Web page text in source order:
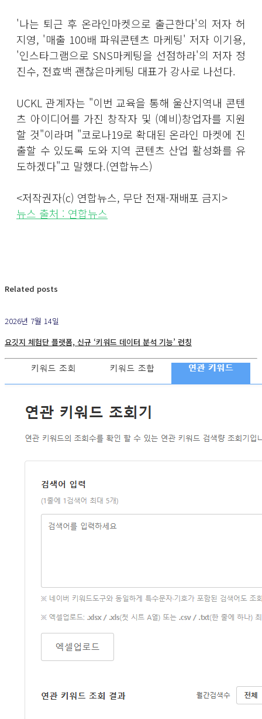
'나는 퇴근 후 온라인마켓으로 출근한다'의 저자 허
지영, '매출 100배 파워콘텐츠 마케팅' 저자 이기용,
'인스타그램으로 SNS마케팅을 선점하라'의 저자 정
진수, 전효백 괜찮은마케팅 대표가 강사로 나선다.
UCKL 관계자는 "이번 교육을 통해 울산지역내 콘텐
츠 아이디어를 가진 창작자 및 (예비)창업자를 지원
할 것"이라며 "코로나19로 확대된 온라인 마켓에 진
출할 수 있도록 도와 지역 콘텐츠 산업 활성화를 유
도하겠다"고 말했다.(연합뉴스)
<저작권자(c) 연합뉴스, 무단 전재-재배포 금지>
뉴스 출처 : 연합뉴스
Related posts
2026년 7월 14일
요깃지 체험단 플랫폼, 신규 ‘키워드 데이터 분석 기능’ 런칭